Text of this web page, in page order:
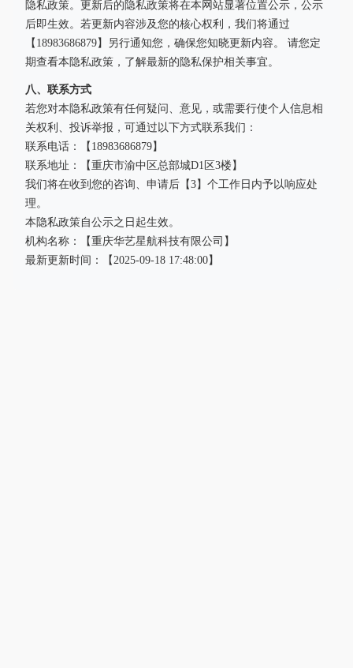
隐私政策。更新后的隐私政策将在本网站显著位置公示，公示
后即生效。若更新内容涉及您的核心权利，我们将通过
【18983686879】另行通知您，确保您知晓更新内容。 请您定
期查看本隐私政策，了解最新的隐私保护相关事宜。
八、联系方式
若您对本隐私政策有任何疑问、意见，或需要行使个人信息相
关权利、投诉举报，可通过以下方式联系我们：
联系电话：【18983686879】
联系地址：【重庆市渝中区总部城D1区3楼】
我们将在收到您的咨询、申请后【3】个工作日内予以响应处
理。
本隐私政策自公示之日起生效。
机构名称：【重庆华艺星航科技有限公司】
最新更新时间：【2025-09-18 17:48:00】